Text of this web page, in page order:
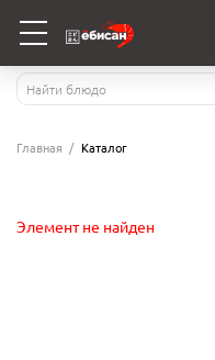
Главная Каталог
Элемент не найден